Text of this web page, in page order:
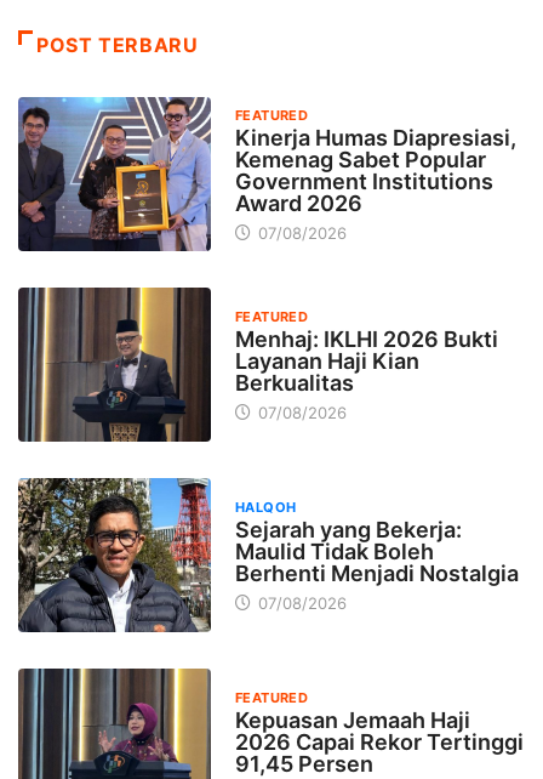
POST TERBARU
FEATURED
Kinerja Humas Diapresiasi,
Kemenag Sabet Popular
Government Institutions
Award 2026
07/08/2026
FEATURED
Menhaj: IKLHI 2026 Bukti
Layanan Haji Kian
Berkualitas
07/08/2026
HALQOH
Sejarah yang Bekerja:
Maulid Tidak Boleh
Berhenti Menjadi Nostalgia
07/08/2026
FEATURED
Kepuasan Jemaah Haji
2026 Capai Rekor Tertinggi
91,45 Persen